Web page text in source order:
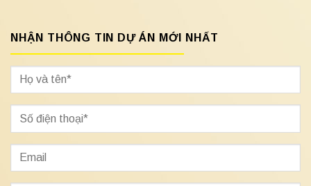
NHẬN THÔNG TIN DỰ ÁN MỚI NHẤT